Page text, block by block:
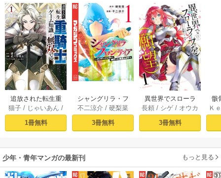
追放された転生重
騎士はゲーム知識
で無双する（１）
猫子 / じゃいあん /
武六甲理衣
1冊無料
シャングリラ・フ
ロンティア（１）
～クソゲーハン
ター、神ゲーに挑
不二涼介 /硬梨菜
3冊無料
異世界でスローラ
イフを（願望） 1
長頼 / シゲ / オウカ
3冊無料
骸
異
Ｋ
少年・青年マンガの最新刊 もっと見る